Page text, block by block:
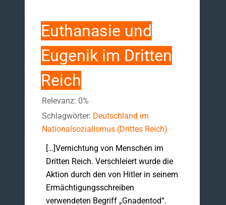
Euthanasie und
Eugenik im Dritten
Reich
Relevanz: 0%
Schlagwörter: Deutschland im
Nationalsozialismus (Drittes Reich)
[…]Vernichtung von Menschen im
Dritten Reich. Verschleiert wurde die
Aktion durch den von Hitler in seinem
Ermächtigungsschreiben
verwendeten Begriff „Gnadentod“.